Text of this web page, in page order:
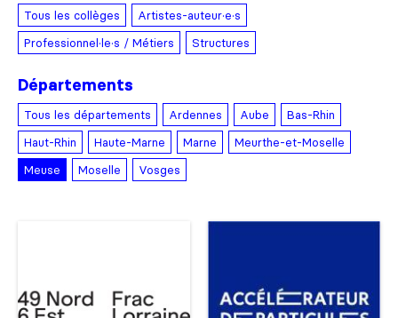
Tous les collèges
Artistes-auteur·e·s
Professionnel·le·s / Métiers
Structures
Départements
Tous les départements Ardennes Aube
Bas-Rhin
Haut-Rhin
Haute-Marne Marne
Meurthe-et-Moselle
Meuse
Moselle Vosges